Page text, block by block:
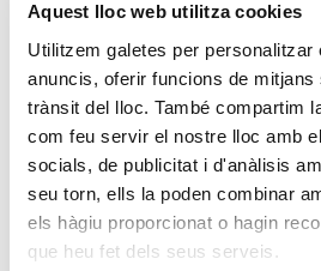
Aquest lloc web utilitza cookies
Utilitzem galetes per personalitzar
anuncis, oferir funcions de
trànsit del lloc. També compartim
com feu servir el nostre lloc amb
socials, de publicitat i d'anàlisis
seu torn, ells la poden combinar
els hàgiu proporcionat o hagin
que heu fet dels seus serveis.